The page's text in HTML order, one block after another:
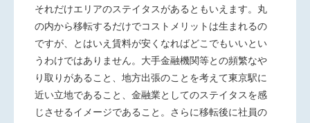
それだけエリアのステイタスがあるともいえます。丸
の内から移転するだけでコストメリットは生まれるの
ですが、とはいえ賃料が安くなればどこでもいいとい
うわけではありません。大手金融機関等との頻繁なや
り取りがあること、地方出張のことを考えて東京駅に
近い立地であること、金融業としてのステイタスを感
じさせるイメージであること。さらに移転後に社員の